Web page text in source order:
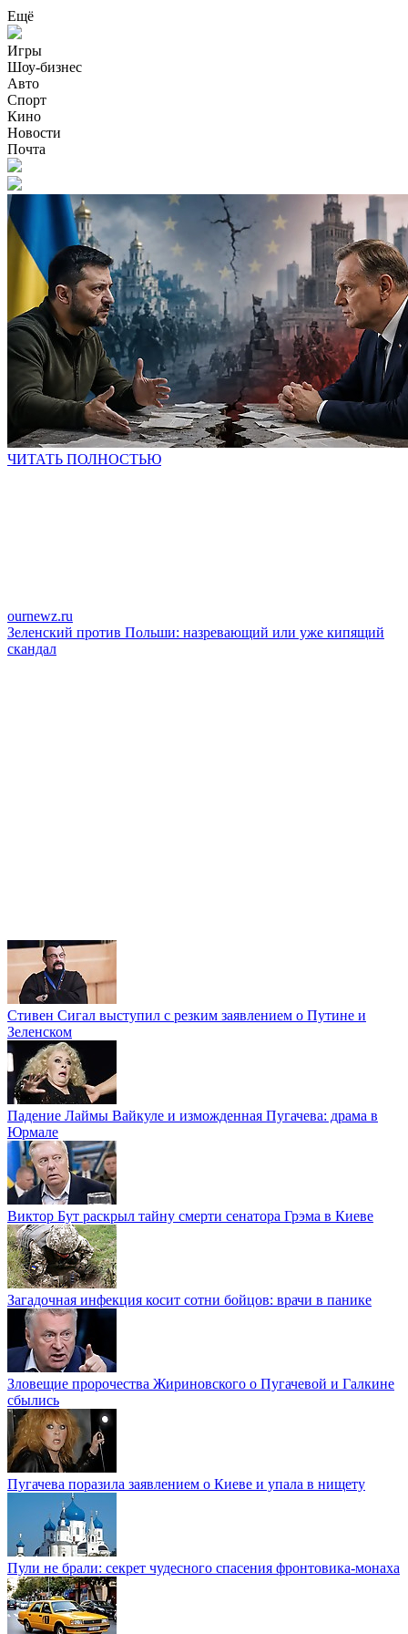
Ещё
Игры
Шоу-бизнес
Авто
Спорт
Кино
Новости
Почта
ЧИТАТЬ ПОЛНОСТЬЮ
ournewz.ru
Зеленский против Польши: назревающий или уже кипящий
скандал
Стивен Сигал выступил с резким заявлением о Путине и
Зеленском
Падение Лаймы Вайкуле и изможденная Пугачева: драма в
Юрмале
Виктор Бут раскрыл тайну смерти сенатора Грэма в Киеве
Загадочная инфекция косит сотни бойцов: врачи в панике
Зловещие пророчества Жириновского о Пугачевой и Галкине
сбылись
Пугачева поразила заявлением о Киеве и упала в нищету
Пули не брали: секрет чудесного спасения фронтовика-монаха